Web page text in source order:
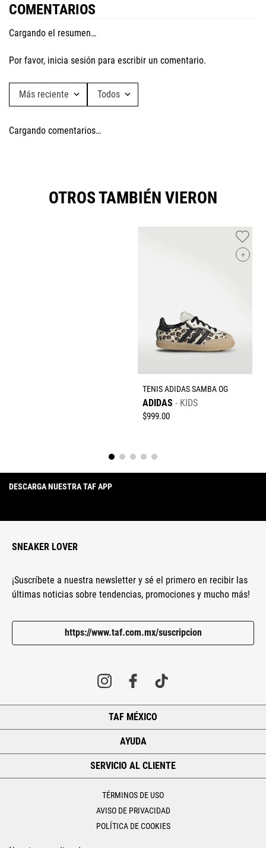
COMENTARIOS
Cargando el resumen…
Por favor, inicia sesión para escribir un comentario.
Más reciente Todos
Cargando comentarios…
OTROS TAMBIÉN VIERON
+
TENIS ADIDAS SAMBA OG
ADIDAS KIDS
$999.00
DESCARGA NUESTRA TAF APP
SNEAKER LOVER
¡Suscríbete a nuestra newsletter y sé el primero en recibir las
últimas noticias sobre tendencias, promociones y mucho más!
https://www.taf.com.mx/suscripcion
TAF MÉXICO
AYUDA
SERVICIO AL CLIENTE
TÉRMINOS DE USO
AVISO DE PRIVACIDAD
POLÍTICA DE COOKIES